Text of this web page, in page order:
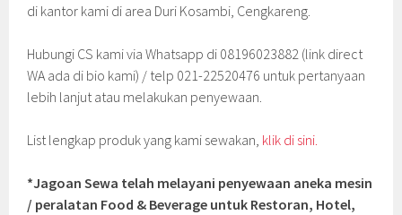
di kantor kami di area Duri Kosambi, Cengkareng.
Hubungi CS kami via Whatsapp di 08196023882 (link direct
WA ada di bio kami) / telp 021-22520476 untuk pertanyaan
lebih lanjut atau melakukan penyewaan.
List lengkap produk yang kami sewakan, klik di sini.
*Jagoan Sewa telah melayani penyewaan aneka mesin
/ peralatan Food & Beverage untuk Restoran, Hotel,